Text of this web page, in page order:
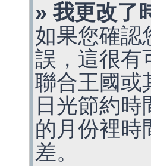
» 我更改了
如果您確認
誤，這很有
聯合王國或
日光節約
的月份裡時
差。